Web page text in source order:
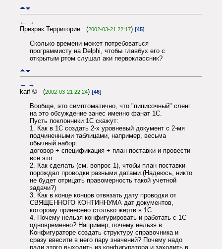
← →
Призрак Территории (2002-03-21 22:17) [45]
Сколько времени может потребоваться
программисту на Delphi, чтобы главбух его с
открытым ртом слушал аки первоклассник?
← →
kaif © (2002-03-21 22:24) [46]
Вообще, это симптоматично, что "пиписочный" сленг
на это обсуждение занес именно фанат 1С.
Пусть поклонники 1С скажут:
1. Как в 1С создать 2-х уровневый документ с 2-мя
подчиненными таблицами, например, весьма
обычный набор:
договор + спецификация + план поставки и провести
все это.
2. Как сделать (см. вопрос 1), чтобы план поставки
порождал проводки разными датами.(Надеюсь, никто
не будет отрицать правомерность такой учетной
задачи?)
3. Как в конце концов отвязать дату проводки от
СВЯЩЕННОГО КОНТИННУМА дат документов,
которому принесено столько жертв в 1С.
4. Почему нельзя конфигурировать и работать с 1С
одновременно? Например, почему нельзя в
Конфигураторе создать структуру справочника и
сразу ввесити в него пару значений? Почему надо
ради этого выходить из конфигуратора и заходить в